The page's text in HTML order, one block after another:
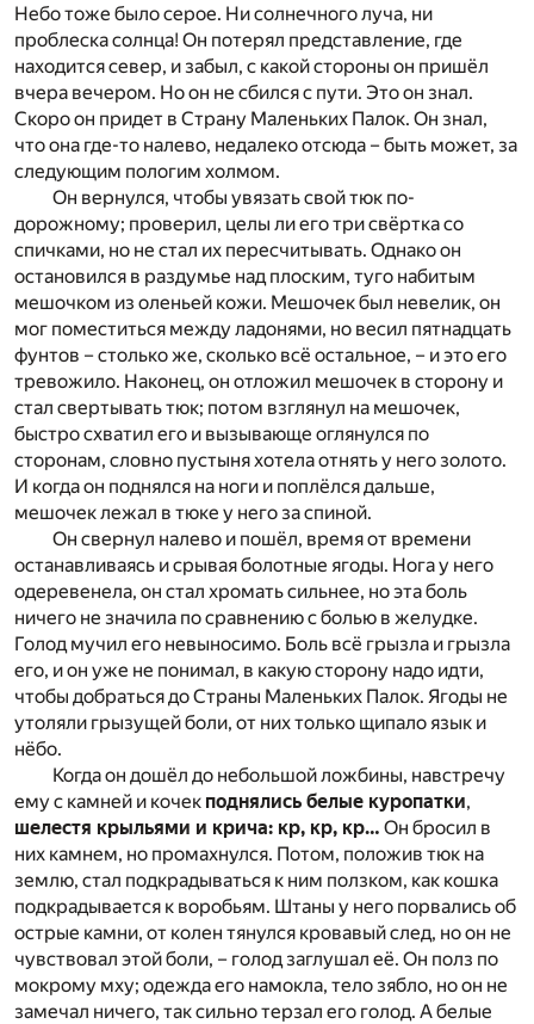
Небо тоже было серое. Ни солнечного луча, ни
проблеска солнца! Он потерял представление, где
находится север, и забыл, с какой стороны он пришёл
вчера вечером. Но он не сбился с пути. Это он знал.
Скоро он придет в Страну Маленьких Палок. Он знал,
что она где-то налево, недалеко отсюда – быть может, за
следующим пологим холмом.
Он вернулся, чтобы увязать свой тюк по-
дорожному; проверил, целы ли его три свёртка со
спичками, но не стал их пересчитывать. Однако он
остановился в раздумье над плоским, туго набитым
мешочком из оленьей кожи. Мешочек был невелик, он
мог поместиться между ладонями, но весил пятнадцать
фунтов – столько же, сколько всё остальное, – и это его
тревожило. Наконец, он отложил мешочек в сторону и
стал свертывать тюк; потом взглянул на мешочек,
быстро схватил его и вызывающе оглянулся по
сторонам, словно пустыня хотела отнять у него золото.
И когда он поднялся на ноги и поплёлся дальше,
мешочек лежал в тюке у него за спиной.
Он свернул налево и пошёл, время от времени
останавливаясь и срывая болотные ягоды. Нога у него
одеревенела, он стал хромать сильнее, но эта боль
ничего не значила по сравнению с болью в желудке.
Голод мучил его невыносимо. Боль всё грызла и грызла
его, и он уже не понимал, в какую сторону надо идти,
чтобы добраться до Страны Маленьких Палок. Ягоды не
утоляли грызущей боли, от них только щипало язык и
нёбо.
Когда он дошёл до небольшой ложбины, навстречу
ему с камней и кочек поднялись белые куропатки,
шелестя крыльями и крича: кр, кр, кр… Он бросил в
них камнем, но промахнулся. Потом, положив тюк на
землю, стал подкрадываться к ним ползком, как кошка
подкрадывается к воробьям. Штаны у него порвались об
острые камни, от колен тянулся кровавый след, но он не
чувствовал этой боли, – голод заглушал её. Он полз по
мокрому мху; одежда его намокла, тело зябло, но он не
замечал ничего, так сильно терзал его голод. А белые